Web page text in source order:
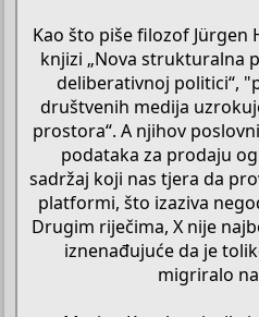
Kao što piše filozof Jürgen
knjizi „Nova strukturalna
deliberativnoj politici“,
društvenih medija
prostora“. A njihov
podataka za prodaju
sadržaj koji nas tjera da
platformi, što izaziva
Drugim riječima, X nije
iznenađujuće da je
migriralo